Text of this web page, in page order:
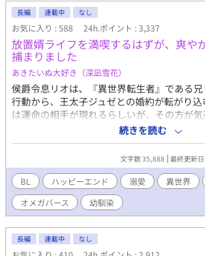
の事件、俺たちで解決するぞ。それまで、貴
「きょ、拒否権は……？」 不愛想で冷たく、
いディオンはなぜか次第に過保護になって
けない氷狼王子×胃弱引きこもり公爵令息の
ンタジー!! ※ライトBLです。 ※毎日0：00更
のほうにも掲載しております。
長編 連載中 なし
お気に入り : 588 24h.ポイント : 3,337
放置婿ライフを満喫するはずが、爽や
捕まりました
あきたいぬ大好き（深凪雪花）
侯爵令息リオは、『異世界転生者』である
行動から、王太子ジュゼとの婚約が転がり
は運命の相手が現れるらしいが、その方が
な後宮暮らしを楽しみにしていた。 十数年
入りして子どもを授かるが、なんと幼馴染
続きを読む
文字数 35,888 最終更新
BL ハッピーエンド 溺愛 異世界
オメガバース
幼馴染
長編 連載中 なし